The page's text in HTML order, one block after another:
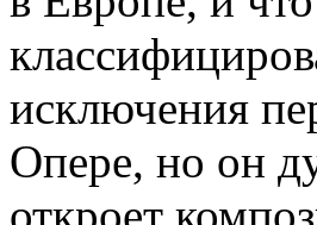
исключения
Опере, но он
откроет